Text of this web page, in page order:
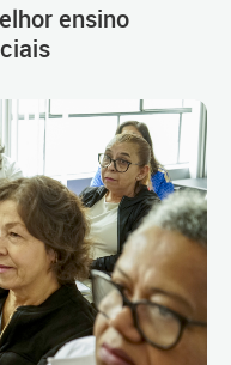
ensino